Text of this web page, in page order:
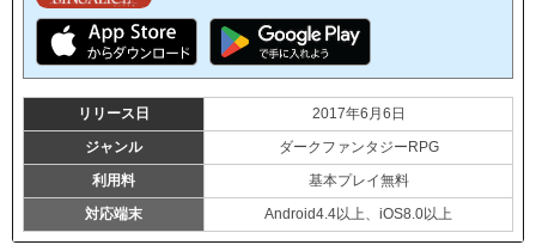
リリース日
2017年6月6日
ジャンル
ダークファンタジーRPG
利用料
基本プレイ無料
対応端末
Android4.4以上、iOS8.0以上